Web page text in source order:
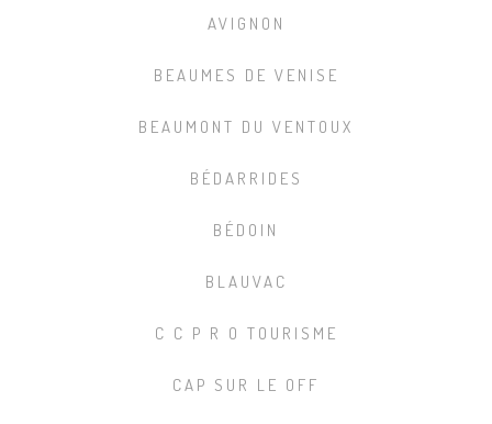
AVIGNON
BEAUMES DE VENISE
BEAUMONT DU VENTOUX
BÉDARRIDES
BÉDOIN
BLAUVAC
C C P R O TOURISME
CAP SUR LE OFF